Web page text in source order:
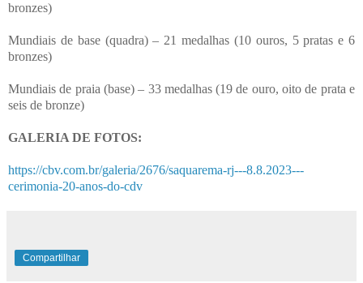
bronzes)
Mundiais de base (quadra) – 21 medalhas (10 ouros, 5 pratas e 6
bronzes)
Mundiais de praia (base) – 33 medalhas (19 de ouro, oito de prata e
seis de bronze)
GALERIA DE FOTOS:
https://cbv.com.br/galeria/2676/saquarema-rj---8.8.2023---
cerimonia-20-anos-do-cdv
Compartilhar